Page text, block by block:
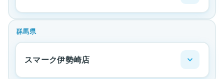
群馬県
スマーク伊勢崎店